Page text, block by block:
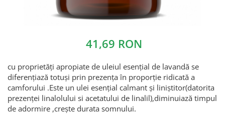
41,69 RON
cu proprietăți apropiate de uleiul esențial de lavandă se
diferențiază totuși prin prezența în proporție ridicată a
camforului .Este un ulei esențial calmant și liniștitor(datorita
prezenței linalolului si acetatului de linalil),diminuiază timpul
de adormire ,crește durata somnului.